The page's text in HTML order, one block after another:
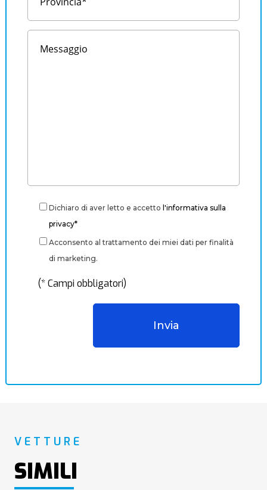
Dichiaro di aver letto e accetto l'informativa sulla
privacy*
Acconsento al trattamento dei miei dati per finalità
di marketing.
(* Campi obbligatori)
VETTURE
SIMILI